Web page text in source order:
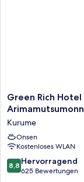
Green
Rich
Kurume
Natural
Hot
Spring
Arimamutsumonnoyu
Green Rich
Kurume
Onsen
Kostenloses WLAN
8.8
von
8,8 Hervorragend
625 Bewertungen